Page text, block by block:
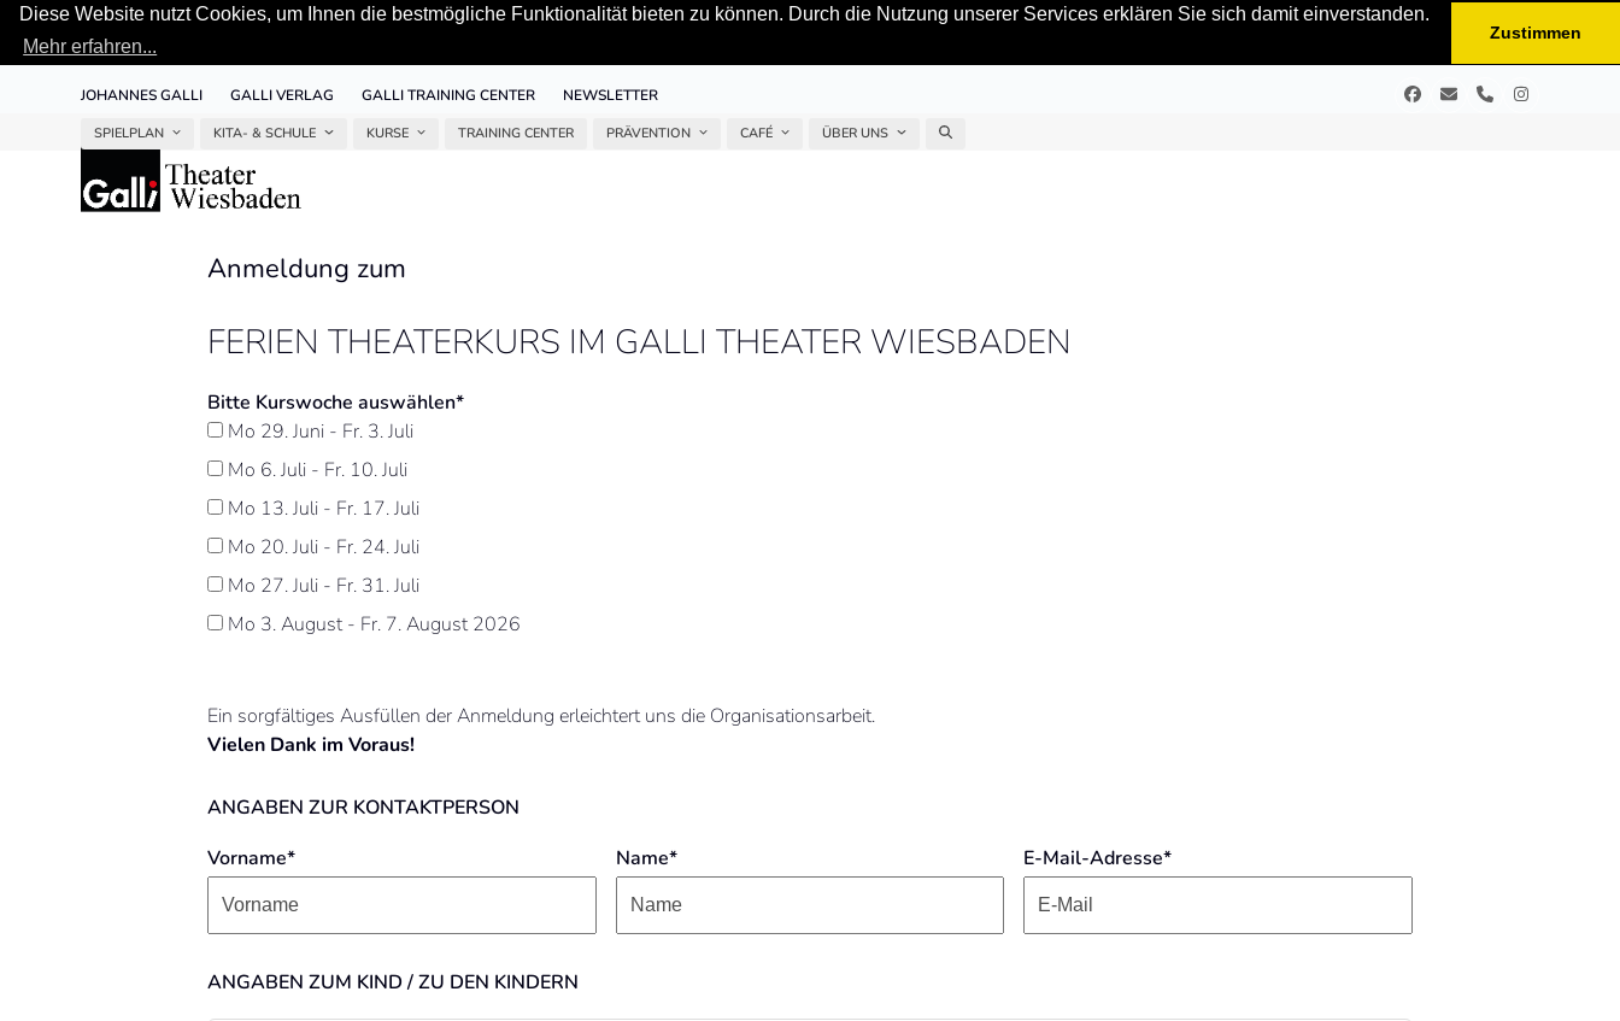
Diese Website nutzt Cookies, um Ihnen die bestmögliche Funktionalität bieten zu können. Durch die Nutzung unserer Services erklären Sie sich damit einverstanden.
Mehr erfahren...
Zustimmen
JOHANNES GALLI GALLI VERLAG GALLI TRAINING CENTER NEWSLETTER Facebook
E- TelefonInstagram
SPIELPLAN KITA- & SCHULE KURSE TRAINING CENTER PRÄVENTION CAFÉ ÜBER UNS
Anmeldung zum
FERIEN THEATERKURS IM GALLI THEATER WIESBADEN
Bitte Kurswoche auswählen*
Mo 29. Juni - Fr. 3. Juli
Mo 6. Juli - Fr. 10. Juli
Mo 13. Juli - Fr. 17. Juli
Mo 20. Juli - Fr. 24. Juli
Mo 27. Juli - Fr. 31. Juli
Mo 3. August - Fr. 7. August 2026
Ein sorgfältiges Ausfüllen der Anmeldung erleichtert uns die Organisationsarbeit.
Vielen Dank im Voraus!
ANGABEN ZUR KONTAKTPERSON
Vorname*
Name* E-Mail-Adresse*
ANGABEN ZUM KIND / ZU DEN KINDERN